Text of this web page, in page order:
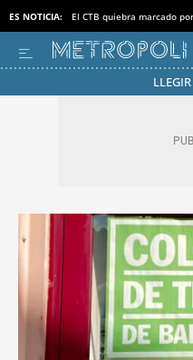
ES NOTICIA: El CTB quiebra marcado